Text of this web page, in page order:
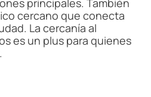
principales. También
cercano que conecta
La cercanía al
es un plus para quienes